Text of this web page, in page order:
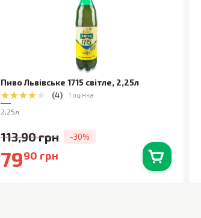
Пиво Львівське 1715 світле, 2,25л
(4) 1 оцінка
2,25л
113,90 грн -30%
7990 грн